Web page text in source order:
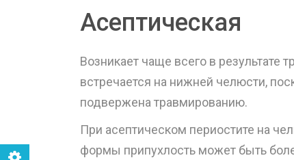
Асептическая
Возникает чаще всего в результате
встречается на нижней челюсти,
подвержена травмированию.
При асептическом периостите на
формы припухлость может быть